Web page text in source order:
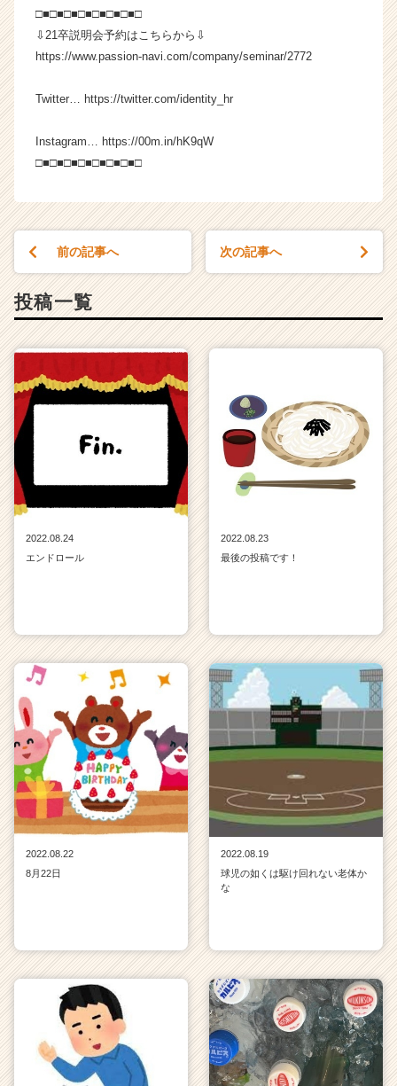
□■□■□■□■□■□■□■□
⇩21卒説明会予約はこちらから⇩
https://www.passion-navi.com/company/seminar/2772
Twitter… https://twitter.com/identity_hr
Instagram… https://00m.in/hK9qW
□■□■□■□■□■□■□■□
前の記事へ 次の記事へ
投稿一覧
2022.08.24
エンドロール
2022.08.23
最後の投稿です！
2022.08.22
8月22日
2022.08.19
球児の如くは駆け回れない老体か
な